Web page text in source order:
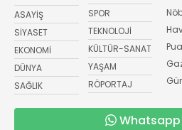
ASAYİŞ
SİYASET
EKONOMİ
DÜNYA
SAĞLIK
SPOR
TEKNOLOJİ
KÜLTÜR-SANAT
YAŞAM
RÖPORTAJ